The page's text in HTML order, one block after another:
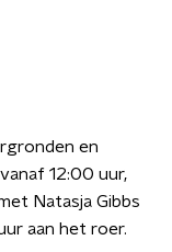
en
12:00 uur,
Natasja Gibbs
aan het roer.